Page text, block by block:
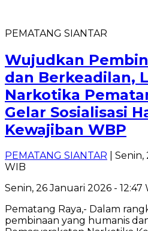
PEMATANG SIANTAR
Wujudkan
dan Berkeadilan,
Narkotika
Gelar Sosialisasi
Kewajiban WBP
PEMATANG SIANTAR |
WIB
Senin, 26 Januari 2026 - 12:47
Pematang Raya,- Dalam
pembinaan yang humanis